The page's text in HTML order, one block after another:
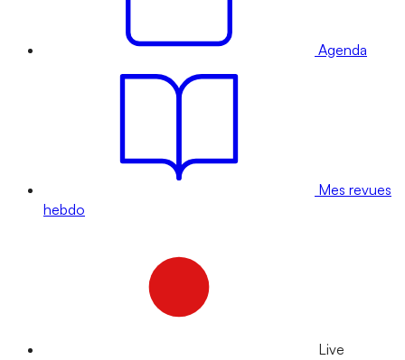
Agenda
Mes revues
hebdo
Live